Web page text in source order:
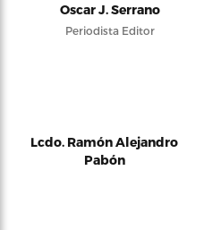
Oscar J. Serrano
Periodista Editor
Lcdo. Ramón Alejandro
Pabón